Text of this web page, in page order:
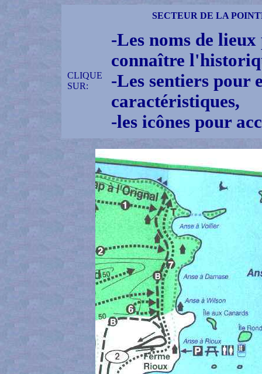
SECTEUR DE LA
CLIQUE
SUR:
-Les noms de
connaître
-Les sentiers pour
caractéristiques,
-les icônes pour